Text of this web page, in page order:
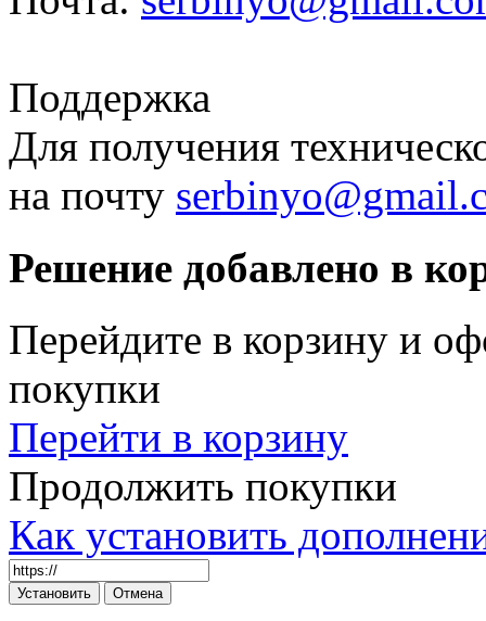
Поддержка
Для получения
на почту
Решение добавлено в
Перейдите в корзину и
покупки
Перейти в корзину
Продолжить покупки
Как установить